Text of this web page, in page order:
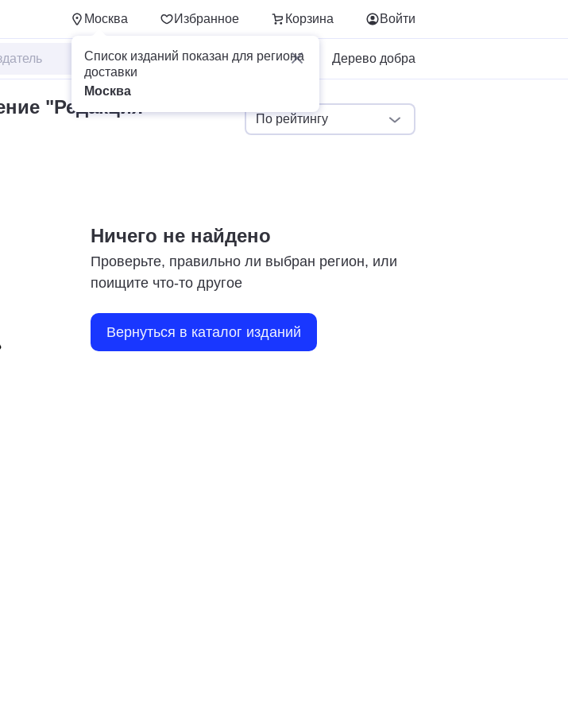
Москва Избранное Корзина
Список изданий показан для региона
доставки
Москва
Войти
Для бизнеса Дерево добра
"Редакция
По рейтингу
Ничего не найдено
Проверьте, правильно ли выбран регион, или
поищите что-то другое
Вернуться в каталог изданий